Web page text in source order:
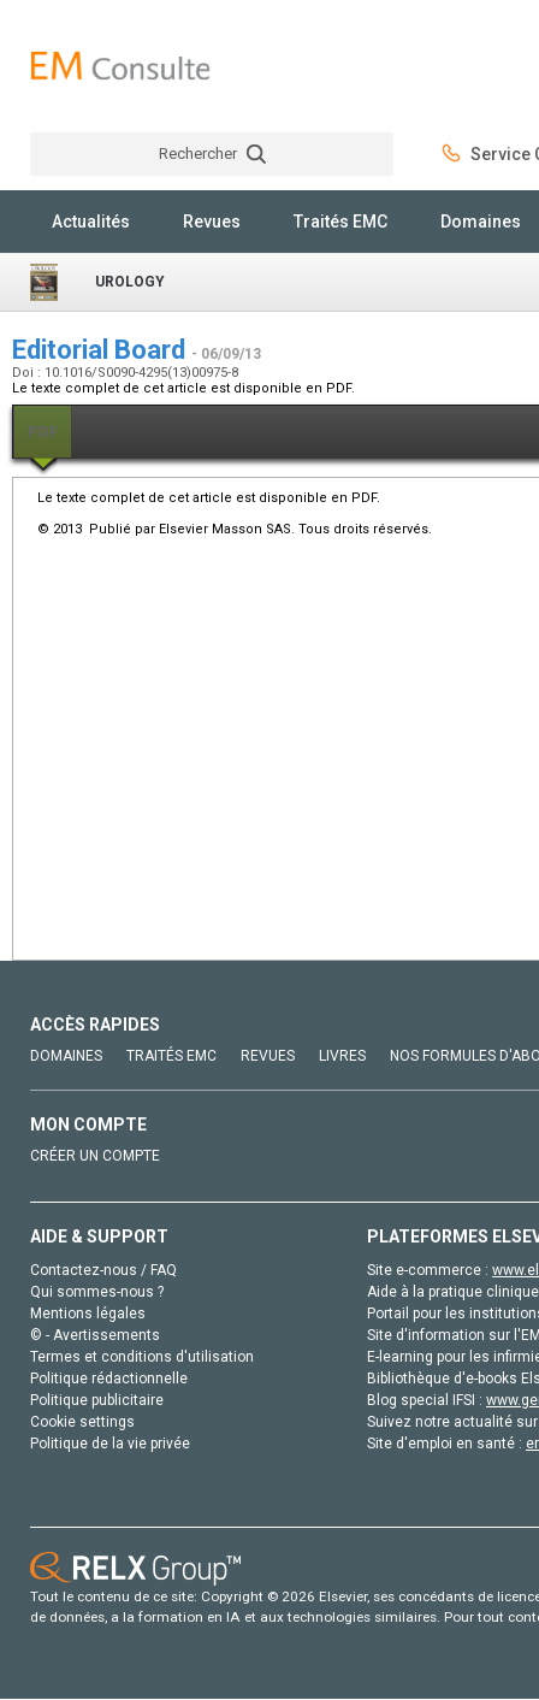
Rechercher Service
Actualités Revues Traités EMC Domaines
UROLOGY
Editorial Board - 06/09/13
Doi : 10.1016/S0090-4295(13)00975-8
Le texte complet de cet article est disponible en PDF.
PDF
Le texte complet de cet article est disponible en PDF.
© 2013 Publié par Elsevier Masson SAS. Tous droits réservés.
ACCÈS RAPIDES
DOMAINES TRAITÉS EMC REVUES LIVRES NOS FORMULES
MON COMPTE
CRÉER UN COMPTE
AIDE & SUPPORT
Contactez-nous / FAQ
Qui sommes-nous ?
Mentions légales
© - Avertissements
Termes et conditions d'utilisation
Politique rédactionnelle
Politique publicitaire
Cookie settings
Politique de la vie privée
PLATEFORMES
Site e-commerce :
Aide à la pratique
Portail pour les
Site d'information sur
E-learning pour les
Bibliothèque d'e-books
Blog special IFSI :
Suivez notre actualité
Site d'emploi en santé :
Tout le contenu de ce site: Copyright © 2026 Elsevier, ses concédants de
de données, a la formation en IA et aux technologies similaires. Pour tout